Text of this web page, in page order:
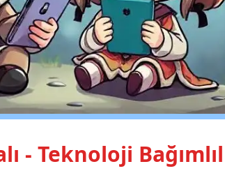
- Teknoloji